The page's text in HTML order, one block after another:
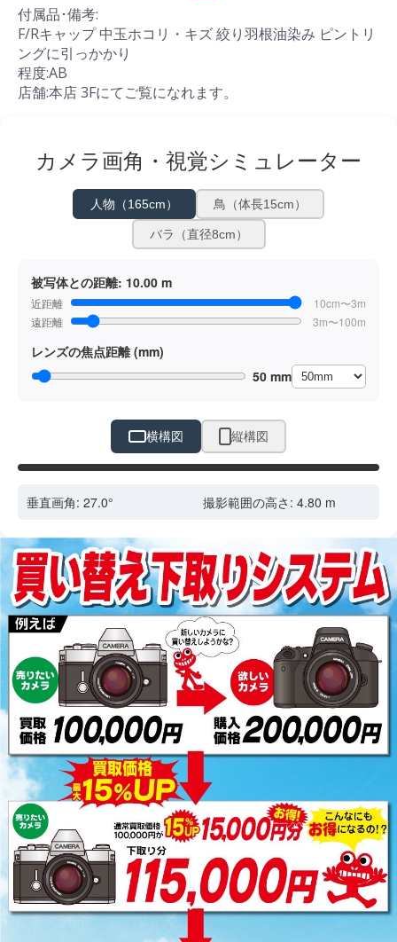
付属品･備考:
F/Rキャップ 中玉ホコリ・キズ 絞り羽根油染み ピントリ
ングに引っかかり
程度:AB
店舗:本店 3Fにてご覧になれます。
カメラ画角・視覚シミュレーター
人物（165cm） 鳥（体長15cm）
バラ（直径8cm）
被写体との距離: 10.00 m
近距離
10cm〜3m
遠距離
3m〜100m
レンズの焦点距離 (mm)
50 mm
横構図
縦構図
ドラッグで位置調整
垂直画角: 27.0° 撮影範囲の高さ: 4.80 m